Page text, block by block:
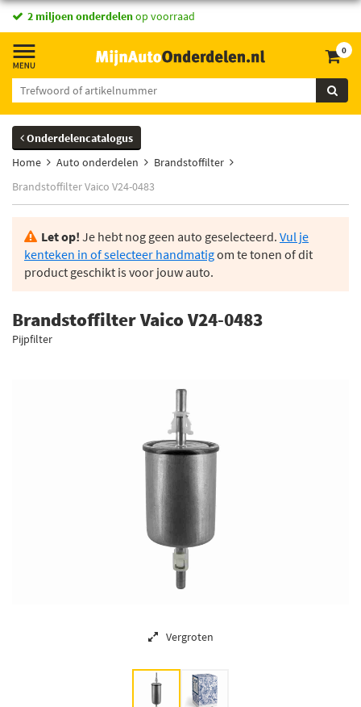
2 miljoen onderdelenop voorraad
0
Onderdelencatalogus
Home
Auto onderdelen
Brandstoffilter
Brandstoffilter Vaico V24-0483
Let op! Je hebt nog geen auto geselecteerd. Vul je
kenteken in of selecteer handmatigom te tonen of dit
product geschikt is voor jouw auto.
Brandstoffilter Vaico V24-0483
Pijpfilter
Vergroten